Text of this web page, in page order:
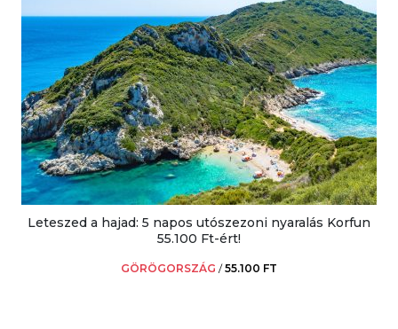
Leteszed a hajad: 5 napos utószezoni nyaralás Korfun
55.100 Ft-ért!
GÖRÖGORSZÁG /55.100 FT